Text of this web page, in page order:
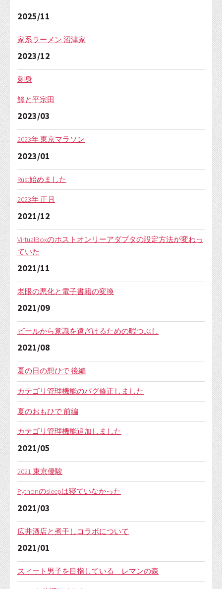
2025/11
家系ラーメン 沼津家
2023/12
刺身
鯵と平宗田
2023/03
2023年 東京マラソン
2023/01
Rust始めました
2023年 正月
2021/12
VirtualBoxのホストオンリーアダプタの設定方法が変わっ
ていた
2021/11
老眼の悪化と電子書籍の変換
2021/09
ビールから意識を遠ざけるための暇つぶし
2021/08
夏の日の想ひで 後編
カテゴリ管理機能のバグ修正しました
夏のおもひで 前編
カテゴリ管理機能追加しました
2021/05
2021 東京優駿
Pythonのsleepは寝ていなかった
2021/03
広井酒店と煮干しコラボについて
2021/01
スィート男子を目指している レマンの森